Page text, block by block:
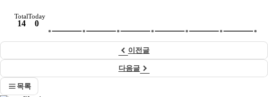
Total
14
Today
0
이전글
다음글
목록